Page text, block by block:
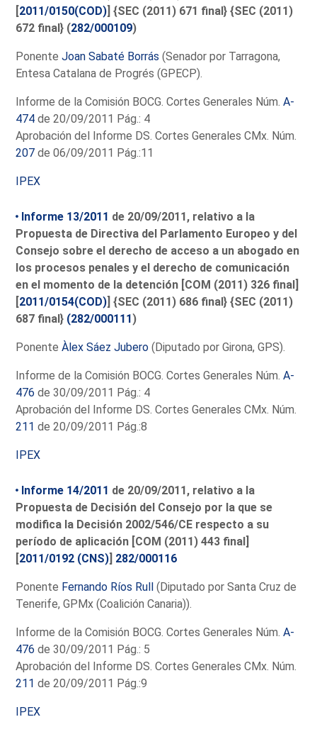
[2011/0150(COD)] {SEC (2011) 671 final} {SEC (2011)
672 final} (282/000109)
PonenteJoan Sabaté Borrás (Senador por Tarragona,
Entesa Catalana de Progrés (GPECP).
Informe de la Comisión BOCG. Cortes Generales Núm.A-
474 de 20/09/2011 Pág.: 4
Aprobación del Informe DS. Cortes Generales CMx. Núm.
207 de 06/09/2011 Pág.:11
IPEX
Informe 13/2011 de 20/09/2011, relativo a la
Propuesta de Directiva del Parlamento Europeo y del
Consejo sobre el derecho de acceso a un abogado en
los procesos penales y el derecho de comunicación
en el momento de la detención [COM (2011) 326 final]
[2011/0154(COD)] {SEC (2011) 686 final} {SEC (2011)
687 final} (282/000111)
PonenteÀlex Sáez Jubero (Diputado por Girona, GPS).
Informe de la Comisión BOCG. Cortes Generales Núm.A-
476 de 30/09/2011 Pág.: 4
Aprobación del Informe DS. Cortes Generales CMx. Núm.
211 de 20/09/2011 Pág.:8
IPEX
Informe 14/2011 de 20/09/2011, relativo a la
Propuesta de Decisión del Consejo por la que se
modifica la Decisión 2002/546/CE respecto a su
período de aplicación [COM (2011) 443 final]
[2011/0192 (CNS)] 282/000116
Ponente Fernando Ríos Rull (Diputado por Santa Cruz de
Tenerife, GPMx (Coalición Canaria)).
Informe de la Comisión BOCG. Cortes Generales Núm.A-
476 de 30/09/2011 Pág.: 5
Aprobación del Informe DS. Cortes Generales CMx. Núm.
211 de 20/09/2011 Pág.:9
IPEX